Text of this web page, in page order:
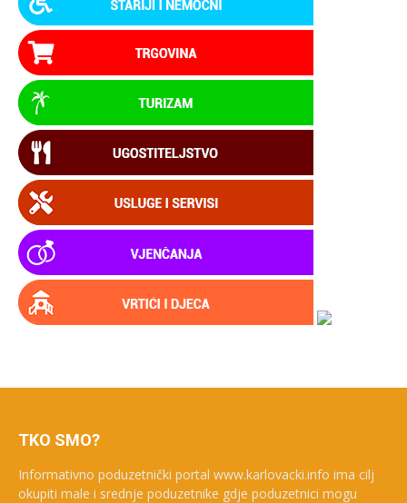
TKO SMO?
Informativno poduzetnički portal www.karlovacki.info ima cilj
okupiti male i srednje poduzetnike gdje poduzetnici mogu